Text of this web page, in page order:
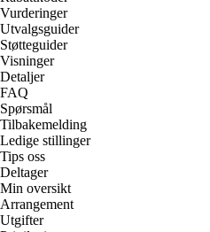
Vurderinger
Utvalgsguider
Støtteguider
Visninger
Detaljer
FAQ
Spørsmål
Tilbakemelding
Ledige stillinger
Tips oss
Deltager
Min oversikt
Arrangement
Utgifter